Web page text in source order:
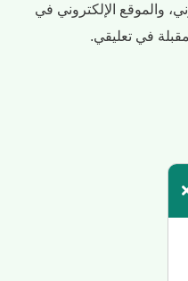
والموقع الإلكتروني في
في تعليقي.